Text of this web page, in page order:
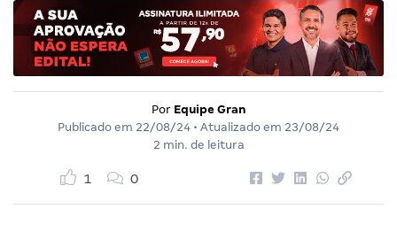
Por Equipe Gran
Publicado em 22/08/24 • Atualizado em 23/08/24
2 min. de leitura
1 0